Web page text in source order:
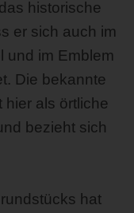
historische
er sich auch im
und im Emblem
Die bekannte
hier als örtliche
bezieht sich
hat